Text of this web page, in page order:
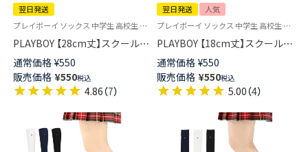
翌日発送
プレイボーイ ソックス 中学生 高校生 学校 制服 靴下 旧03737352
PLAYBOY 【28cm丈】スクールソ
ックス ワンポイント 片面刺繍
入り リブ レディース 【365日最
短翌日発送】03737752
通常価格 ¥550
販売価格 ¥550税込
4.86（7）
翌日発送
人気
プレイボーイ ソックス 中学生 高校生 学校 制服 靴下 03737351
PLAYBOY 【18cm丈】スクールソ
ックス ワンポイント 片面刺繍
入り リブ レディース 【365日最
短翌日発送】03737751
通常価格 ¥550
販売価格 ¥550税込
5.00（4）